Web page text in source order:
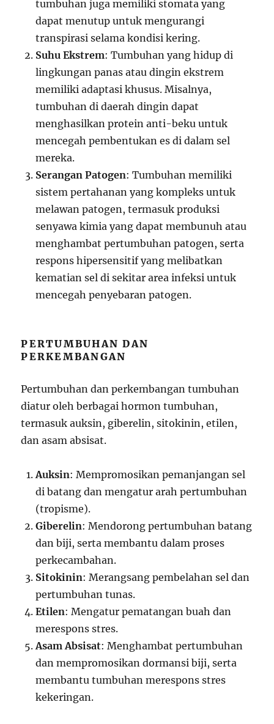
tumbuhan juga memiliki stomata yang
dapat menutup untuk mengurangi
transpirasi selama kondisi kering.
Suhu Ekstrem: Tumbuhan yang hidup di
lingkungan panas atau dingin ekstrem
memiliki adaptasi khusus. Misalnya,
tumbuhan di daerah dingin dapat
menghasilkan protein anti-beku untuk
mencegah pembentukan es di dalam sel
mereka.
Serangan Patogen: Tumbuhan memiliki
sistem pertahanan yang kompleks untuk
melawan patogen, termasuk produksi
senyawa kimia yang dapat membunuh atau
menghambat pertumbuhan patogen, serta
respons hipersensitif yang melibatkan
kematian sel di sekitar area infeksi untuk
mencegah penyebaran patogen.
PERTUMBUHAN DAN
PERKEMBANGAN
Pertumbuhan dan perkembangan tumbuhan
diatur oleh berbagai hormon tumbuhan,
termasuk auksin, giberelin, sitokinin, etilen,
dan asam absisat.
Auksin: Mempromosikan pemanjangan sel
di batang dan mengatur arah pertumbuhan
(tropisme).
Giberelin: Mendorong pertumbuhan batang
dan biji, serta membantu dalam proses
perkecambahan.
Sitokinin: Merangsang pembelahan sel dan
pertumbuhan tunas.
Etilen: Mengatur pematangan buah dan
merespons stres.
Asam Absisat: Menghambat pertumbuhan
dan mempromosikan dormansi biji, serta
membantu tumbuhan merespons stres
kekeringan.